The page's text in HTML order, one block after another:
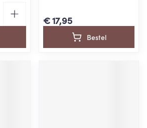
€ 17,95
Bestel